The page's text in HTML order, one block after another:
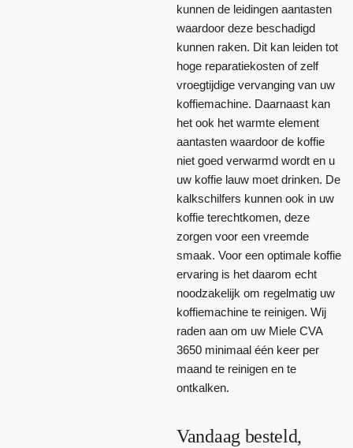
kunnen de leidingen aantasten
waardoor deze beschadigd
kunnen raken. Dit kan leiden tot
hoge reparatiekosten of zelf
vroegtijdige vervanging van uw
koffiemachine. Daarnaast kan
het ook het warmte element
aantasten waardoor de koffie
niet goed verwarmd wordt en u
uw koffie lauw moet drinken. De
kalkschilfers kunnen ook in uw
koffie terechtkomen, deze
zorgen voor een vreemde
smaak. Voor een optimale koffie
ervaring is het daarom echt
noodzakelijk om regelmatig uw
koffiemachine te reinigen. Wij
raden aan om uw Miele CVA
3650 minimaal één keer per
maand te reinigen en te
ontkalken.
Vandaag besteld,